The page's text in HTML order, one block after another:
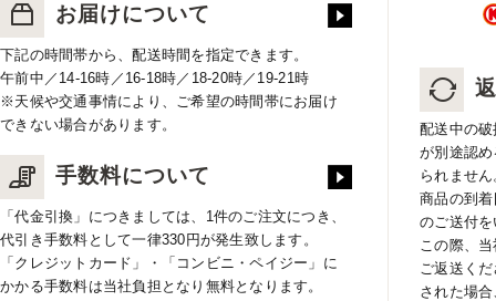
お届けについて
下記の時間帯から、配送時間を指定できます。
午前中／14-16時／16-18時／18-20時／19-21時
※天候や交通事情により、ご希望の時間帯にお届け
できない場合があります。
手数料について
「代金引換」につきましては、1件のご注文につき、
代引き手数料として一律330円が発生致します。
「クレジットカード」・「コンビニ・ペイジー」に
かかる手数料は当社負担となり無料となります。
配送中の
が別途認
られません
商品の到
のご送付
この際、
ご返送く
された場